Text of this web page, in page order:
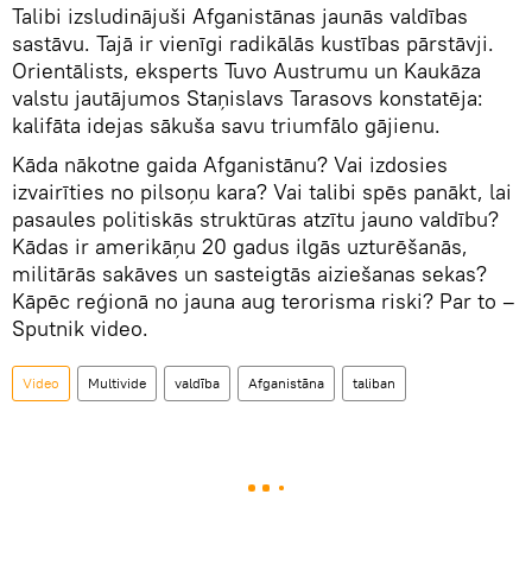
Talibi izsludinājuši Afganistānas jaunās valdības
sastāvu. Tajā ir vienīgi radikālās kustības pārstāvji.
Orientālists, eksperts Tuvo Austrumu un Kaukāza
valstu jautājumos Staņislavs Tarasovs konstatēja:
kalifāta idejas sākuša savu triumfālo gājienu.
Kāda nākotne gaida Afganistānu? Vai izdosies
izvairīties no pilsoņu kara? Vai talibi spēs panākt, lai
pasaules politiskās struktūras atzītu jauno valdību?
Kādas ir amerikāņu 20 gadus ilgās uzturēšanās,
militārās sakāves un sasteigtās aiziešanas sekas?
Kāpēc reģionā no jauna aug terorisma riski? Par to –
Sputnik video.
Video Multivide valdība Afganistāna taliban